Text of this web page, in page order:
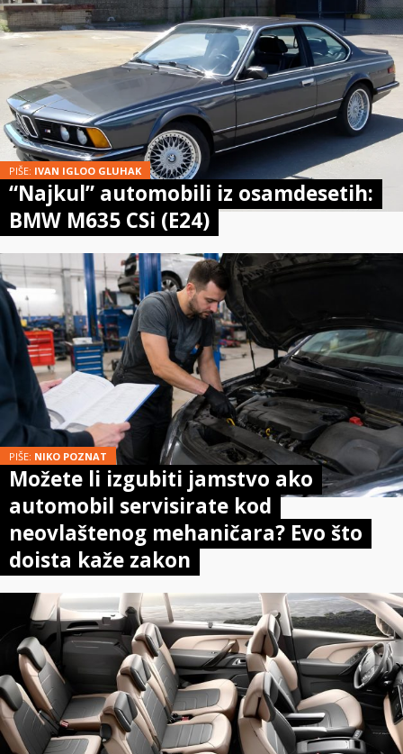
PIŠE: IVAN IGLOO GLUHAK
“Najkul” automobili iz osamdesetih:
BMW M635 CSi (E24)
PIŠE: NIKO POZNAT
Možete li izgubiti jamstvo ako
automobil servisirate kod
neovlaštenog mehaničara? Evo što
doista kaže zakon